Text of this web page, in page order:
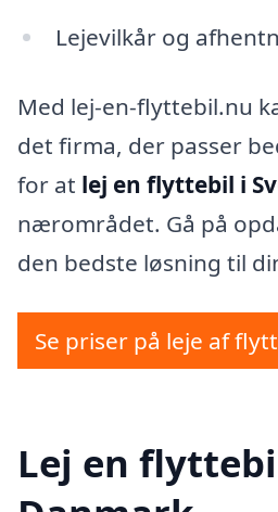
Lejevilkår og
Med lej-en-flyttebil.nu
det firma, der passer
for at lej en flyttebil i
nærområdet. Gå på
den bedste løsning til
Se priser på leje af
Lej en